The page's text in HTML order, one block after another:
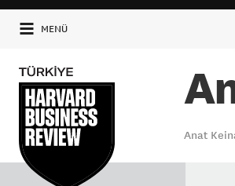
MENÜ
Anat